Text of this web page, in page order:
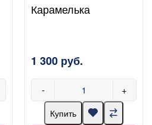
Карамелька
1 300 руб.
- +
Купить